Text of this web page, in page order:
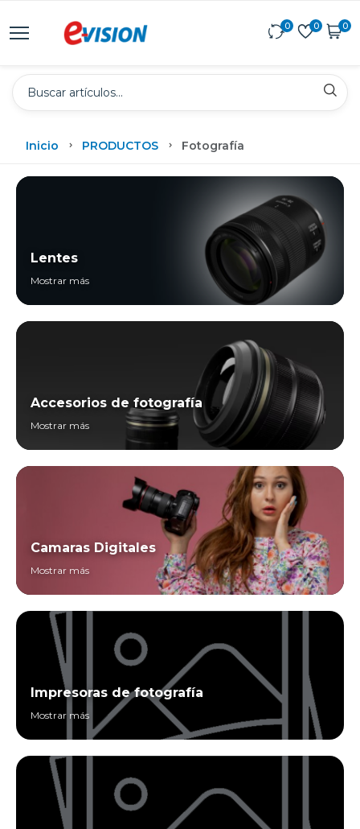
0 0 0
Inicio PRODUCTOS Fotografía
Lentes
Mostrar más
Accesorios de fotografía
Mostrar más
Camaras Digitales
Mostrar más
Impresoras de fotografía
Mostrar más